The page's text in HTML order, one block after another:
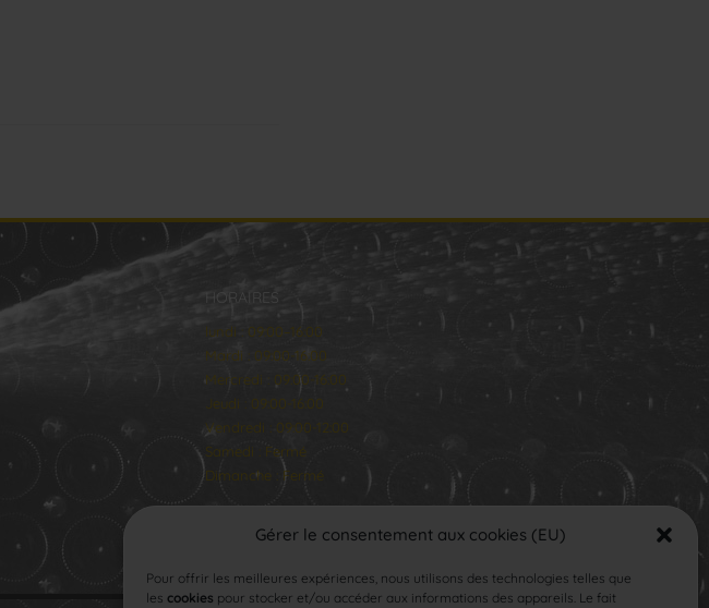
Gérer le consentement aux cookies (EU)
Pour offrir les meilleures expériences, nous utilisons des technologies telles que
les cookies pour stocker et/ou accéder aux informations des appareils. Le fait
HORAIRES
lundi : 09:00–16:00
Mardi : 09:00-16:00
Mercredi : 09:00-16:00
Jeudi : 09:00-16:00
Vendredi : 09:00-12:00
Samedi : Fermé
Dimanche : Fermé